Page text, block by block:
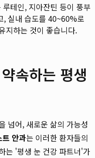
루테인, 지아잔틴 등이 풍부
, 실내 습도를 40~60%로
지하는 것이 좋습니다.
속하는 평생
넘어, 새로운 삶의 가능성
안과는 이러한 환자들의
는 '평생 눈 건강 파트너'가